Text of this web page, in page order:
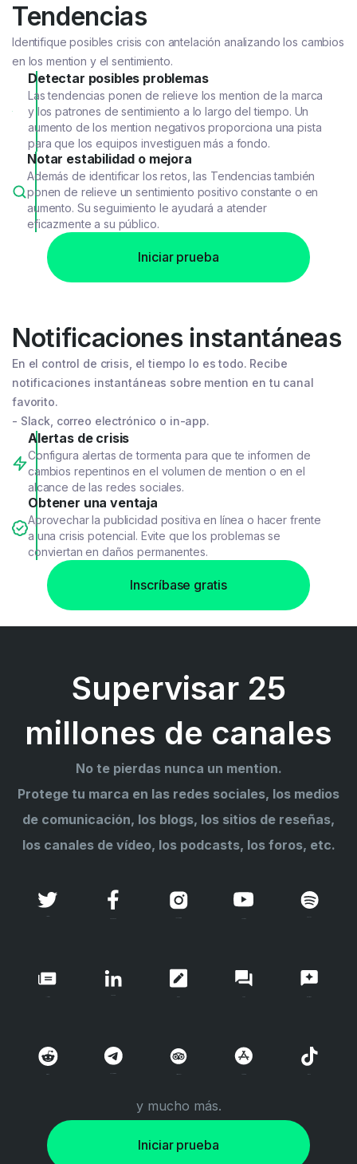
Tendencias
Identifique posibles crisis con antelación analizando los cambios
en los mention y el sentimiento.
Detectar posibles problemas
Las tendencias ponen de relieve los mention de la marca
y los patrones de sentimiento a lo largo del tiempo. Un
aumento de los mention negativos proporciona una pista
para que los equipos investiguen más a fondo.
Notar estabilidad o mejora
Además de identificar los retos, las Tendencias también
ponen de relieve un sentimiento positivo constante o en
aumento. Su seguimiento le ayudará a atender
eficazmente a su público.
Iniciar prueba
Notificaciones instantáneas
En el control de crisis, el tiempo lo es todo. Recibe
notificaciones instantáneas sobre mention en tu canal
favorito.
- Slack, correo electrónico o in-app.
Alertas de crisis
Configura alertas de tormenta para que te informen de
cambios repentinos en el volumen de mention o en el
alcance de las redes sociales.
Obtener una ventaja
Aprovechar la publicidad positiva en línea o hacer frente
a una crisis potencial. Evite que los problemas se
conviertan en daños permanentes.
Inscríbase gratis
Supervisar 25
millones de canales
No te pierdas nunca un mention.
Protege tu marca en las redes sociales, los medios
de comunicación, los blogs, los sitios de reseñas,
los canales de vídeo, los podcasts, los foros, etc.
y mucho más.
Iniciar prueba